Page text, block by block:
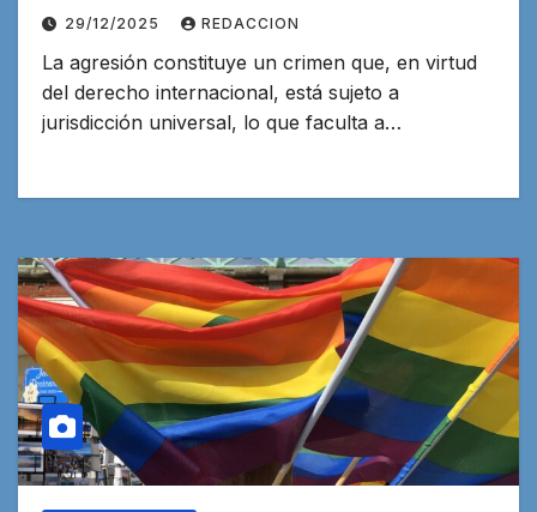
Venezuela
29/12/2025 REDACCION
La agresión constituye un crimen que, en virtud
del derecho internacional, está sujeto a
jurisdicción universal, lo que faculta a…